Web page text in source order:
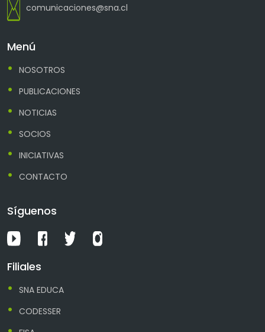
comunicaciones@sna.cl
Menú
NOSOTROS
PUBLICACIONES
NOTICIAS
SOCIOS
INICIATIVAS
CONTACTO
Síguenos
Filiales
SNA EDUCA
CODESSER